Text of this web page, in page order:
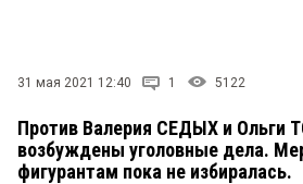
31 мая 2021 12:40 1 5122
Против Валерия СЕДЫХ и Ольги
возбуждены уголовные дела.
фигурантам пока не избиралась.